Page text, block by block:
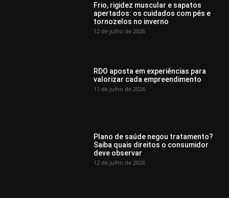
Frio, rigidez muscular e sapatos
apertados: os cuidados com pés e
tornozelos no inverno
12 de julho de 2026
RDO aposta em experiências para
valorizar cada empreendimento
11 de julho de 2026
Plano de saúde negou tratamento?
Saiba quais direitos o consumidor
deve observar
12 de julho de 2026